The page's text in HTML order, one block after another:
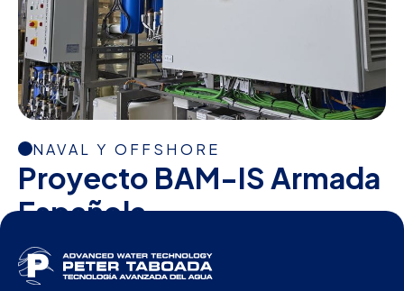
NAVAL Y OFFSHORE
Proyecto BAM-IS Armada
Española